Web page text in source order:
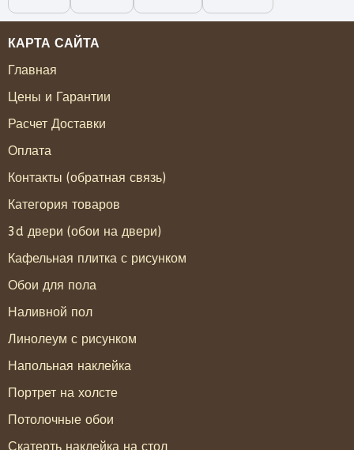
КАРТА САЙТА
Главная
Цены и Гарантии
Расчет Доставки
Оплата
Контакты (обратная связь)
Категория товаров
3d двери (обои на двери)
Кафельная плитка с рисунком
Обои для пола
Наливной пол
Линолеум с рисунком
Напольная наклейка
Портрет на холсте
Потолочные обои
Скатерть наклейка на стол